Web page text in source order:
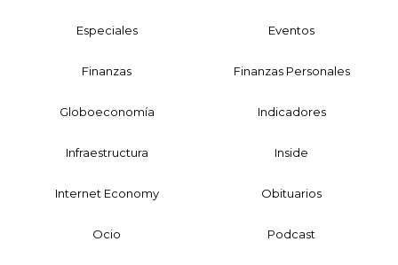
Especiales Eventos
Finanzas Finanzas Personales
Globoeconomía Indicadores
Infraestructura Inside
Internet Economy Obituarios
Ocio Podcast